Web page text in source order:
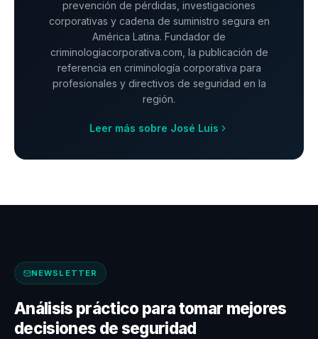
prevención de pérdidas, investigaciones
corporativas y cadena de suministro segura en
América Latina. Fundador de
criminologiacorporativa.com, la publicación de
referencia en criminología corporativa para
profesionales y directivos de seguridad en la
región.
Leer más sobre José Luis
NEWSLETTER
Análisis práctico para tomar mejores
decisiones de seguridad